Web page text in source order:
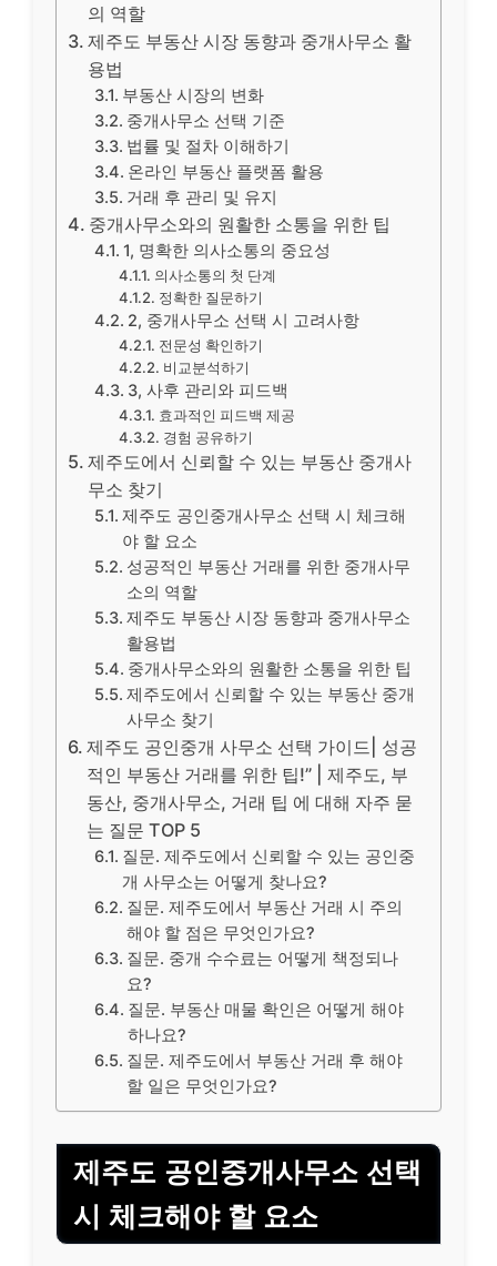
의 역할
제주도 부동산 시장 동향과 중개사무소 활
용법
부동산 시장의 변화
중개사무소 선택 기준
법률 및 절차 이해하기
온라인 부동산 플랫폼 활용
거래 후 관리 및 유지
중개사무소와의 원활한 소통을 위한 팁
1, 명확한 의사소통의 중요성
의사소통의 첫 단계
정확한 질문하기
2, 중개사무소 선택 시 고려사항
전문성 확인하기
비교분석하기
3, 사후 관리와 피드백
효과적인 피드백 제공
경험 공유하기
제주도에서 신뢰할 수 있는 부동산 중개사
무소 찾기
제주도 공인중개사무소 선택 시 체크해
야 할 요소
성공적인 부동산 거래를 위한 중개사무
소의 역할
제주도 부동산 시장 동향과 중개사무소
활용법
중개사무소와의 원활한 소통을 위한 팁
제주도에서 신뢰할 수 있는 부동산 중개
사무소 찾기
제주도 공인중개 사무소 선택 가이드| 성공
적인 부동산 거래를 위한 팁!” | 제주도, 부
동산, 중개사무소, 거래 팁 에 대해 자주 묻
는 질문 TOP 5
질문. 제주도에서 신뢰할 수 있는 공인중
개 사무소는 어떻게 찾나요?
질문. 제주도에서 부동산 거래 시 주의
해야 할 점은 무엇인가요?
질문. 중개 수수료는 어떻게 책정되나
요?
질문. 부동산 매물 확인은 어떻게 해야
하나요?
질문. 제주도에서 부동산 거래 후 해야
할 일은 무엇인가요?
제주도 공인중개사무소 선택
시 체크해야 할 요소